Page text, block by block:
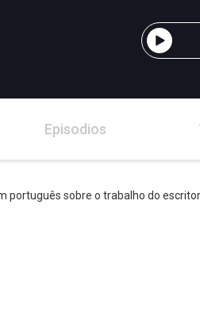
Episodios
português sobre o trabalho do escritor